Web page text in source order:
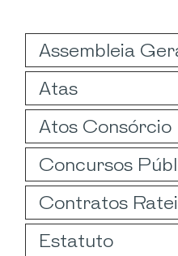
Assembleia
Atas
Atos Consórcio
Concursos
Contratos
Estatuto